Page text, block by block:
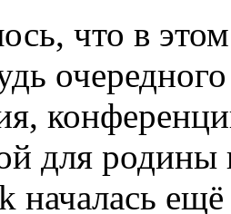
что в
для родины
началась